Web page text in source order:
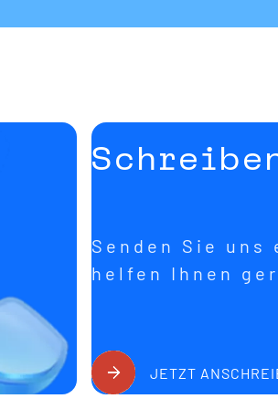
Senden Sie
helfen Ihnen
JETZT